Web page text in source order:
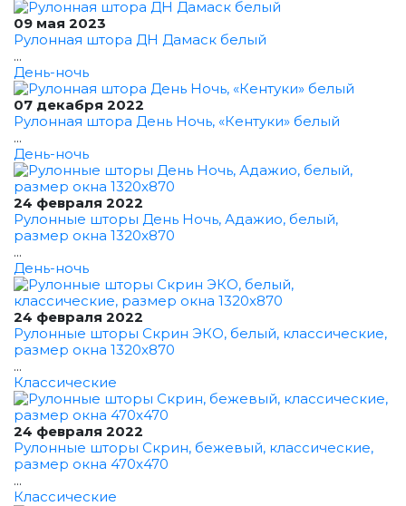
09 мая 2023
Рулонная штора ДН Дамаск белый
...
День-ночь
07 декабря 2022
Рулонная штора День Ночь, «Кентуки» белый
...
День-ночь
24 февраля 2022
Рулонные шторы День Ночь, Адажио, белый,
размер окна 1320x870
...
День-ночь
24 февраля 2022
Рулонные шторы Скрин ЭКО, белый, классические,
размер окна 1320x870
...
Классические
24 февраля 2022
Рулонные шторы Скрин, бежевый, классические,
размер окна 470x470
...
Классические